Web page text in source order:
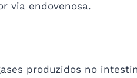
via endovenosa.
produzidos no